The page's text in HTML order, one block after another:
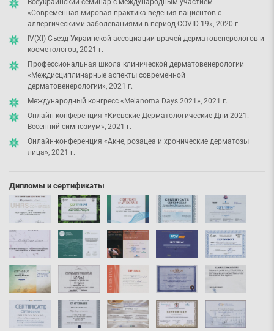
Всеукраинский семинар с международным участием
«Современная мировая практика ведения пациентов с
аллергическими заболеваниями в период COVID-19», 2020 г.
IV(XI) Съезд Украинской ассоциации врачей-дерматовенерологов и
косметологов, 2021 г.
Профессиональная школа клинической дерматовенерологии
«Междисциплинарные аспекты современной
дерматовенерологии», 2021 г.
Международный конгресс «Melanoma Days 2021», 2021 г.
Онлайн-конференция «Киевские Дерматологические Дни 2021.
Весенний симпозиум», 2021 г.
Онлайн-конференция «Акне, розацеа и хронические дерматозы
лица», 2021 г.
Дипломы и сертификаты